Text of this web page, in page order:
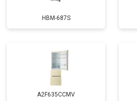
HBM-687S
A2F635CCMV